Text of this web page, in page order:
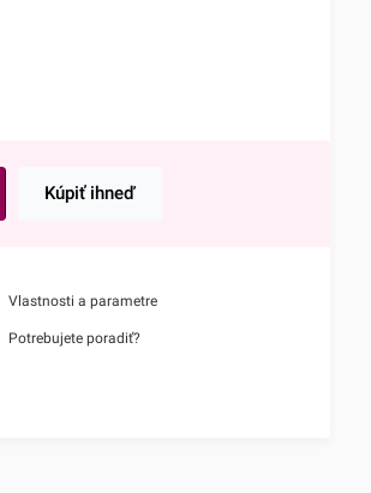
Kúpiť ihneď
Vlastnosti a parametre
Potrebujete poradiť?